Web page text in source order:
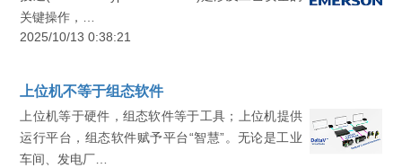
关键操作，…
2025/10/13 0:38:21
上位机不等于组态软件
上位机等于硬件，组态软件等于工具；上位机提供
运行平台，组态软件赋予平台“智慧”。无论是工业
车间、发电厂…